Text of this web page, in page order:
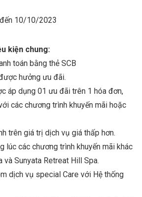
10/10/2023
kiện chung:
toán bằng thẻ SCB
hưởng ưu đãi.
áp dụng 01 ưu đãi trên 1 hóa đơn,
các chương trình khuyến mãi hoặc
trên giá trị dịch vụ giá thấp hơn.
lúc các chương trình khuyến mãi khác
Sunyata Retreat Hill Spa.
dịch vụ special Care với Hệ thống